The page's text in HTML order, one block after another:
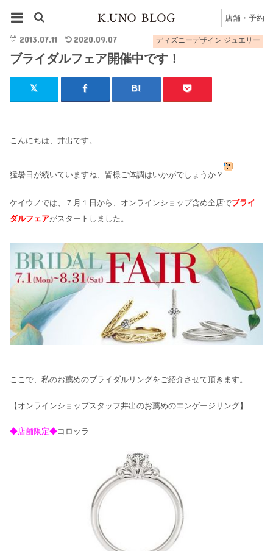
店舗・予約
ディズニーデザイン ジュエリー
2013.07.11 2020.09.07
ブライダルフェア開催中です！
こんにちは、井出です。
猛暑日が続いていますね、皆様ご体調はいかがでしょうか？
ケイウノでは、７月１日から、オンラインショップ含め全店でブライ
ダルフェアがスタートしました。
ここで、私のお薦めのブライダルリングをご紹介させて頂きます。
【オンラインショップスタッフ井出のお薦めのエンゲージリング】
◆店舗限定◆コロッラ